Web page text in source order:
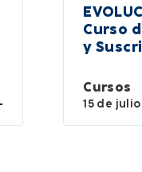
Curso
y
Cursos
15 de